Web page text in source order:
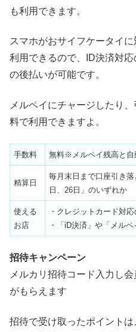
も利用できます。
スマホがおサイフケータイ
利用できるので、ID決済対
の後払いが可能です。
メルペイにチャージしたり
料で利用できますよ。
手数料 無料※メルペイ残高と自
精算日
毎月末日まで口座引き
日、26日」のいずれか
使える
お店
・クレジットカード対応
・「iD決済」や「メル
招待キャンペーン
メルカリ招待コード入力し
がもらえます
招待で受け取ったポイント